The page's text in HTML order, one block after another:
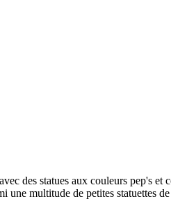
des statues aux couleurs pep's
une multitude de petites statuettes